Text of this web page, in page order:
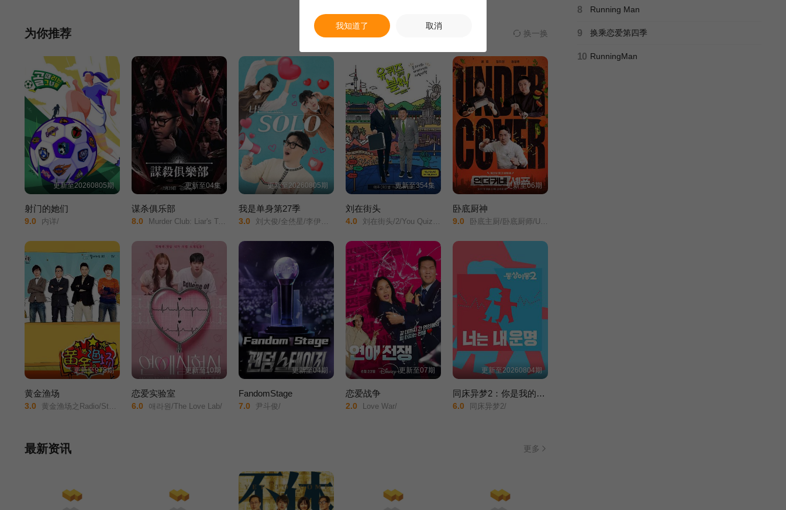
为你推荐 换一换
更新至20260805期
射门的她们
9.0 内详/
更新至04集
谋杀俱乐部
8.0 Murder Club: Liar's Table/Murder Club/
更新至20260805期
我是单身第27季
3.0 刘大俊/全烋星/李伊庚/宋海娜/
更新至354集
刘在街头
4.0 刘在街头/2/You Quiz On The Block season 2/刘Quiz/On/The/Block//season/2/
更新至06期
卧底厨神
9.0 卧底主厨/卧底厨师/Undercover Chef/
更新至975期
黄金渔场
3.0 黄金渔场之Radio/Star/Golden Fishery Radio Star/Radio Star/
更新至10期
恋爱实验室
6.0 애라원/The Love Lab/
更新至04期
FandomStage
7.0 尹斗俊/
更新至07期
恋爱战争
2.0 Love War/
更新至20260804期
同床异梦2：你是我的命运
6.0 同床异梦2/
最新资讯 更多
8 Running Man
9 换乘恋爱第四季
10 RunningMan
我知道了 取消